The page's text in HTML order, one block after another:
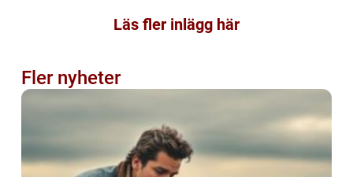
Läs fler inlägg här
Fler nyheter